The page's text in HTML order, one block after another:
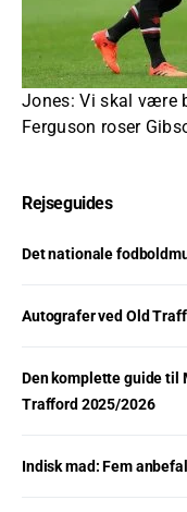
Jones: Vi skal være
Ferguson roser
Rejseguides
Det nationale
Autografer ved Old
Den komplette guide til
Trafford 2025/2026
Indisk mad: Fem